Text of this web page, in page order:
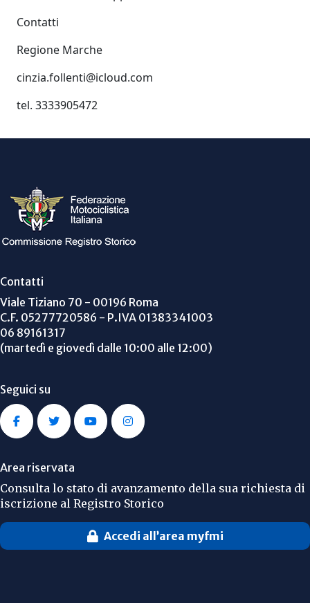
Contatti
Regione Marche
cinzia.follenti@icloud.com
tel. 3333905472
Contatti
Viale Tiziano 70 - 00196 Roma
C.F. 05277720586 - P.IVA 01383341003
06 89161317
(martedì e giovedì dalle 10:00 alle 12:00)
Seguici su
Area riservata
Consulta lo stato di avanzamento della sua richiesta di
iscrizione al Registro Storico
Accedi all’area myfmi